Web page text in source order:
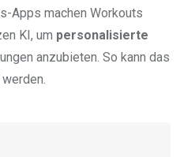
Apps machen Workouts
KI, um personalisierte
anzubieten. So kann das